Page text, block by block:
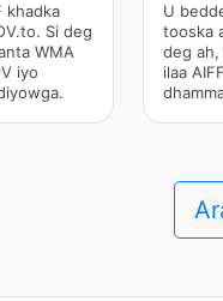
khadka
Si deg
WMA
iyo
U
tooska
deg ah,
ilaa